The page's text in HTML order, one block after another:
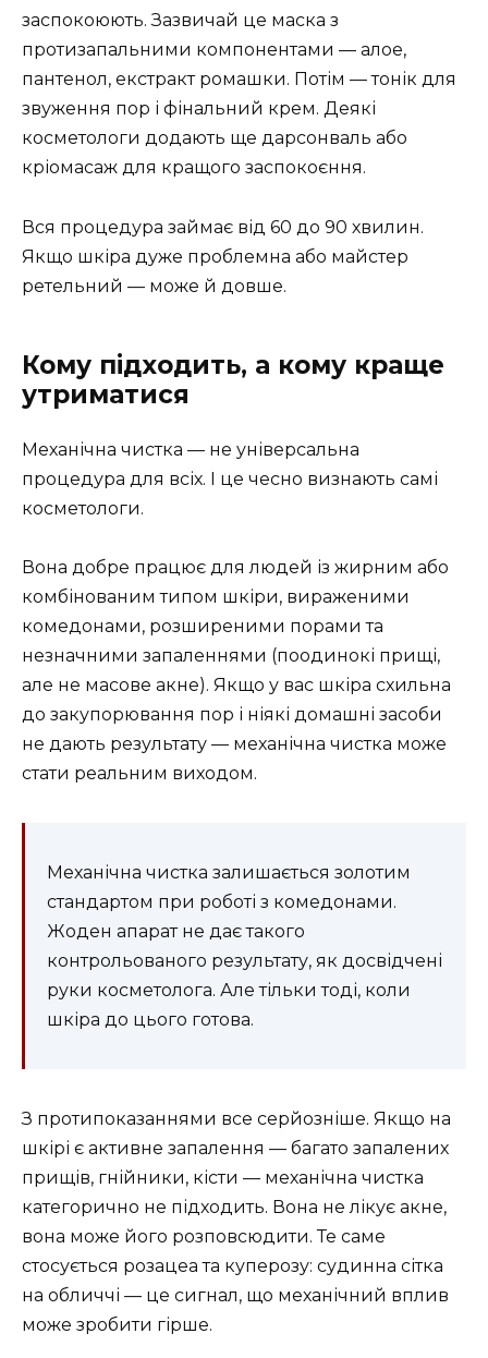
заспокоюють. Зазвичай це маска з
протизапальними компонентами — алое,
пантенол, екстракт ромашки. Потім — тонік для
звуження пор і фінальний крем. Деякі
косметологи додають ще дарсонваль або
кріомасаж для кращого заспокоєння.
Вся процедура займає від 60 до 90 хвилин.
Якщо шкіра дуже проблемна або майстер
ретельний — може й довше.
Кому підходить, а кому краще
утриматися
Механічна чистка — не універсальна
процедура для всіх. І це чесно визнають самі
косметологи.
Вона добре працює для людей із жирним або
комбінованим типом шкіри, вираженими
комедонами, розширеними порами та
незначними запаленнями (поодинокі прищі,
але не масове акне). Якщо у вас шкіра схильна
до закупорювання пор і ніякі домашні засоби
не дають результату — механічна чистка може
стати реальним виходом.
Механічна чистка залишається золотим
стандартом при роботі з комедонами.
Жоден апарат не дає такого
контрольованого результату, як досвідчені
руки косметолога. Але тільки тоді, коли
шкіра до цього готова.
З протипоказаннями все серйозніше. Якщо на
шкірі є активне запалення — багато запалених
прищів, гнійники, кісти — механічна чистка
категорично не підходить. Вона не лікує акне,
вона може його розповсюдити. Те саме
стосується розацеа та куперозу: судинна сітка
на обличчі — це сигнал, що механічний вплив
може зробити гірше.